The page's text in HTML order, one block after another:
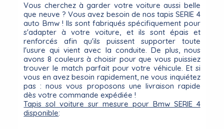
Vous cherchez à garder votre voiture aussi belle
que neuve ? Vous avez besoin de nos tapis SERIE 4
auto Bmw ! Ils sont fabriqués spécifiquement pour
s'adapter à votre voiture, et ils sont épais et
renforcés afin qu'ils puissent supporter toute
l'usure qui vient avec la conduite. De plus, nous
avons 8 couleurs à choisir pour que vous puissiez
trouver le match parfait pour votre véhicule. Et si
vous en avez besoin rapidement, ne vous inquiétez
pas : nous vous proposons une livraison rapide
dès votre commande expédiée !
Tapis sol voiture sur mesure pour Bmw SERIE 4
disponible: